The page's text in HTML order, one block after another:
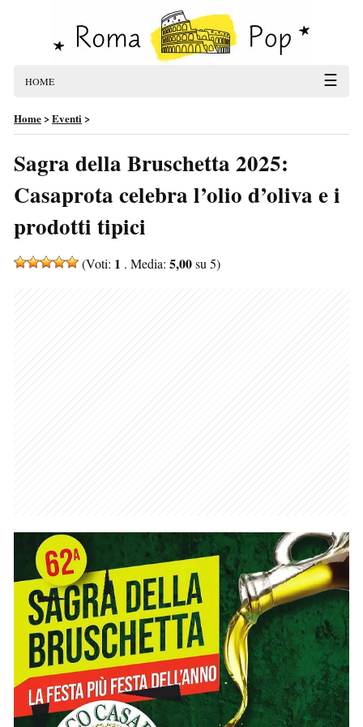
HOME ☰
Home>Eventi>
Sagra della Bruschetta 2025:
Casaprota celebra l’olio d’oliva e i
prodotti tipici
(Voti: 1 . Media: 5,00su 5)